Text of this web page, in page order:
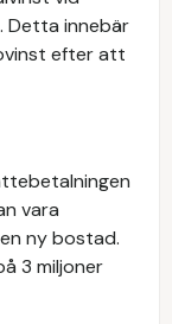
Detta innebär
efter att
vara
ny bostad.
3 miljoner